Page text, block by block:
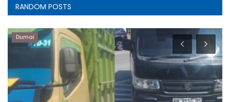
RANDOM POSTS
Dumai